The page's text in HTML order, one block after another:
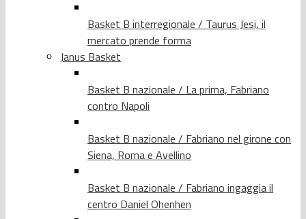
Basket B interregionale / Taurus Jesi, il
mercato prende forma
Janus Basket
Basket B nazionale / La prima, Fabriano
contro Napoli
Basket B nazionale / Fabriano nel girone con
Siena, Roma e Avellino
Basket B nazionale / Fabriano ingaggia il
centro Daniel Ohenhen